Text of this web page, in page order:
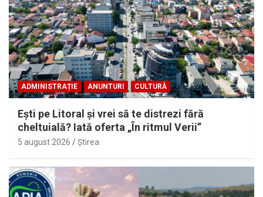
ADMINISTRAȚIE ANUNTURI CULTURĂ
Eşti pe Litoral şi vrei să te distrezi fără
cheltuială? Iată oferta „În ritmul Verii”
5 august 2026 Ştirea